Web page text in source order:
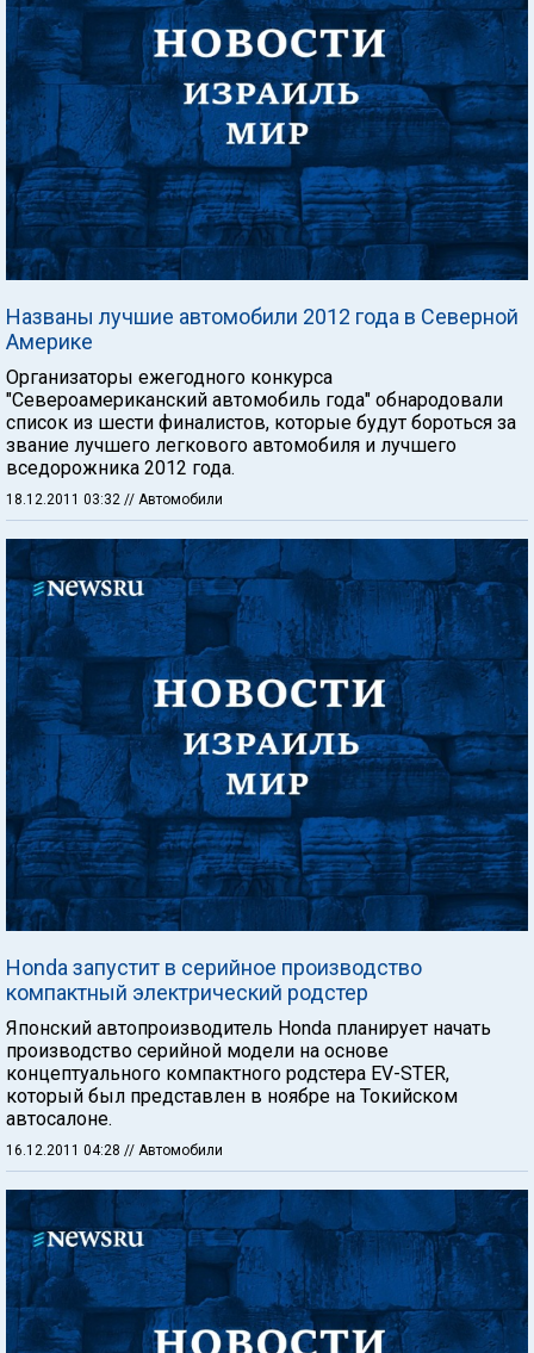
Названы лучшие автомобили 2012 года в Северной
Америке
Организаторы ежегодного конкурса
"Североамериканский автомобиль года" обнародовали
список из шести финалистов, которые будут бороться за
звание лучшего легкового автомобиля и лучшего
вседорожника 2012 года.
18.12.2011 03:32 // Автомобили
Honda запустит в серийное производство
компактный электрический родстер
Японский автопроизводитель Honda планирует начать
производство серийной модели на основе
концептуального компактного родстера EV-STER,
который был представлен в ноябре на Токийском
автосалоне.
16.12.2011 04:28 // Автомобили